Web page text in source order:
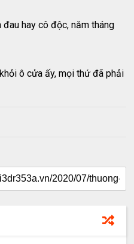
hay cô độc, năm tháng
ô cửa ấy, mọi thứ đã phải